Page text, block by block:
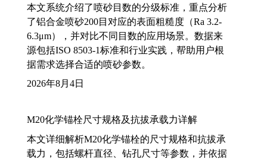
本文系统介绍了喷砂目数的分级标准，重点分析
了铝合金喷砂200目对应的表面粗糙度（Ra 3.2-
6.3μm），并对比不同目数的应用场景。数据来
源包括ISO 8503-1标准和行业实践，帮助用户根
据需求选择合适的喷砂参数。
2026年8月4日
M20化学锚栓尺寸规格及抗拔承载力详解
本文详细解析M20化学锚栓的尺寸规格和抗拔承
载力，包括螺杆直径、钻孔尺寸等参数，并依据